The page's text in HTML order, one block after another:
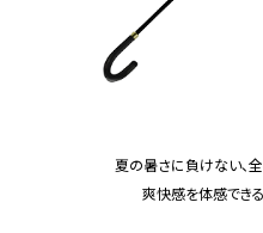
夏の暑さに負けない、
爽快感を体感できる